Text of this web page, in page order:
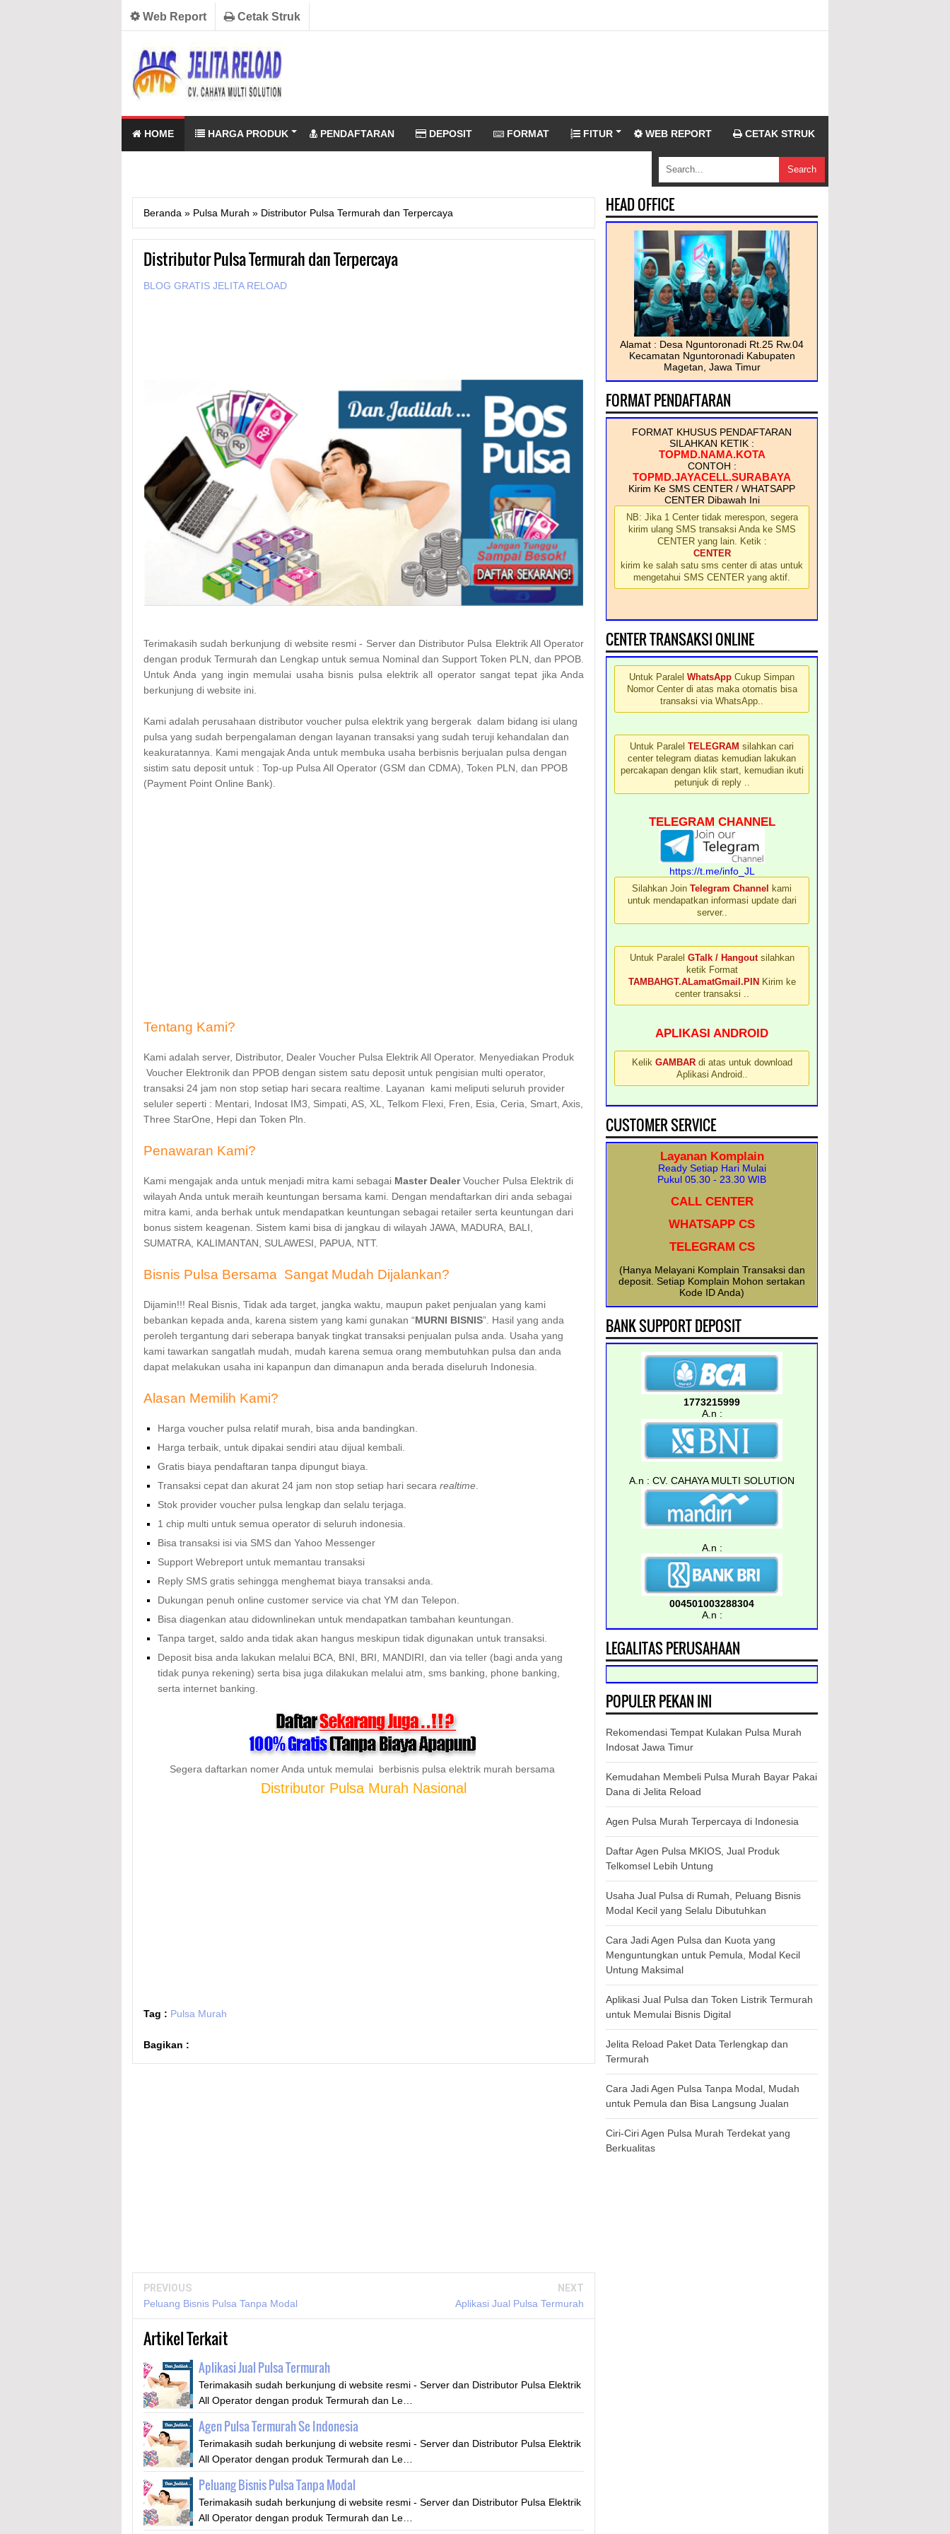
Web Report Cetak Struk
HOME HARGA PRODUK PENDAFTARAN DEPOSIT FORMAT FITUR WEB REPORT CETAK STRUK
Beranda » Pulsa Murah » Distributor Pulsa Termurah dan Terpercaya
Distributor Pulsa Termurah dan Terpercaya
BLOG GRATIS JELITA RELOAD
Terimakasih sudah berkunjung di website resmi- Server dan Distributor Pulsa Elektrik All Operator
dengan produk Termurah dan Lengkap untuk semua Nominal dan Support Token PLN, dan PPOB.
Untuk Anda yang ingin memulai usaha bisnis pulsa elektrik all operator sangat tepat jika Anda
berkunjung di website ini.
Kami adalah perusahaan distributor voucher pulsa elektrik yang bergerak dalam bidang isi ulang
pulsa yang sudah berpengalaman dengan layanan transaksi yang sudah teruji kehandalan dan
keakuratannya. Kami mengajak Anda untuk membuka usaha berbisnis berjualan pulsa dengan
sistim satu deposit untuk : Top-up Pulsa All Operator (GSM dan CDMA), Token PLN, dan PPOB
(Payment Point Online Bank).
Tentang Kami?
Kami adalah server, Distributor, Dealer Voucher Pulsa Elektrik All Operator. Menyediakan Produk
Voucher Elektronik dan PPOB dengan sistem satu deposit untuk pengisian multi operator,
transaksi 24 jam non stop setiap hari secara realtime. Layanan kami meliputi seluruh provider
seluler seperti : Mentari, Indosat IM3, Simpati, AS, XL, Telkom Flexi, Fren, Esia, Ceria, Smart, Axis,
Three StarOne, Hepi dan Token Pln.
Penawaran Kami?
Kami mengajak anda untuk menjadi mitra kami sebagai Master DealerVoucher Pulsa Elektrik di
wilayah Anda untuk meraih keuntungan bersama kami. Dengan mendaftarkan diri anda sebagai
mitra kami, anda berhak untuk mendapatkan keuntungan sebagai retailer serta keuntungan dari
bonus sistem keagenan. Sistem kami bisa di jangkau di wilayah JAWA, MADURA, BALI,
SUMATRA, KALIMANTAN, SULAWESI, PAPUA, NTT.
Bisnis Pulsa Bersama Sangat Mudah Dijalankan?
Dijamin!!! Real Bisnis, Tidak ada target, jangka waktu, maupun paket penjualan yang kami
bebankan kepada anda, karena sistem yang kami gunakan “MURNI BISNIS”. Hasil yang anda
peroleh tergantung dari seberapa banyak tingkat transaksi penjualan pulsa anda. Usaha yang
kami tawarkan sangatlah mudah, mudah karena semua orang membutuhkan pulsa dan anda
dapat melakukan usaha ini kapanpun dan dimanapun anda berada diseluruh Indonesia.
Alasan Memilih Kami?
Harga voucher pulsa relatif murah, bisa anda bandingkan.
Harga terbaik, untuk dipakai sendiri atau dijual kembali.
Gratis biaya pendaftaran tanpa dipungut biaya.
Transaksi cepat dan akurat 24 jam non stop setiap hari secara realtime
Stok provider voucher pulsa lengkap dan selalu terjaga.
1 chip multi untuk semua operator di seluruh indonesia.
Bisa transaksi isi via SMS dan Yahoo Messenger
Support Webreport untuk memantau transaksi
Reply SMS gratis sehingga menghemat biaya transaksi anda.
Dukungan penuh online customer service via chat YM dan Telepon.
Bisa diagenkan atau didownlinekan untuk mendapatkan tambahan keuntungan.
Tanpa target, saldo anda tidak akan hangus meskipun tidak digunakan untuk transaksi.
Deposit bisa anda lakukan melalui BCA, BNI, BRI, MANDIRI, dan via teller (bagi anda yang
tidak punya rekening) serta bisa juga dilakukan melalui atm, sms banking, phone banking,
serta internet banking.
Segera daftarkan nomer Anda untuk memulai berbisnis pulsa elektrik murah bersama
Distributor Pulsa Murah Nasional
Tag : Pulsa Murah
Bagikan :
PREVIOUS
Peluang Bisnis Pulsa Tanpa Modal
NEXT
Aplikasi Jual Pulsa Termurah
Artikel Terkait
Aplikasi Jual Pulsa Termurah
Terimakasih sudah berkunjung di website resmi - Server dan Distributor Pulsa Elektrik
All Operator dengan produk Termurah dan Le…
Agen Pulsa Termurah Se Indonesia
Terimakasih sudah berkunjung di website resmi - Server dan Distributor Pulsa Elektrik
All Operator dengan produk Termurah dan Le…
Peluang Bisnis Pulsa Tanpa Modal
Terimakasih sudah berkunjung di website resmi - Server dan Distributor Pulsa Elektrik
All Operator dengan produk Termurah dan Le…
HEAD OFFICE
Alamat : Desa Nguntoronadi Rt.25 Rw.04
Kecamatan Nguntoronadi Kabupaten
Magetan, Jawa Timur
FORMAT PENDAFTARAN
FORMAT KHUSUS PENDAFTARAN
SILAHKAN KETIK :
TOPMD.NAMA.KOTA
CONTOH :
TOPMD.JAYACELL.SURABAYA
Kirim Ke SMS CENTER / WHATSAPP
CENTER Dibawah Ini
NB: Jika 1 Center tidak merespon, segera
kirim ulang SMS transaksi Anda ke SMS
CENTER yang lain. Ketik :
CENTER
kirim ke salah satu sms center di atas untuk
mengetahui SMS CENTER yang aktif.
CENTER TRANSAKSI ONLINE
Untuk Paralel WhatsApp Cukup Simpan
Nomor Center di atas maka otomatis bisa
transaksi via WhatsApp..
Untuk Paralel TELEGRAM silahkan cari
center telegram diatas kemudian lakukan
percakapan dengan klik start, kemudian ikuti
petunjuk di reply ..
TELEGRAM CHANNEL
https://t.me/info_JL
Silahkan Join Telegram Channel
kami
untuk mendapatkan informasi update dari
server..
Untuk Paralel GTalk / Hangout silahkan
ketik Format
TAMBAHGT.ALamatGmail.PIN Kirim ke
center transaksi ..
APLIKASI ANDROID
Kelik GAMBAR di atas untuk download
Aplikasi Android..
CUSTOMER SERVICE
Layanan Komplain
Ready Setiap Hari Mulai
Pukul 05.30 - 23.30 WIB
CALL CENTER
WHATSAPP CS
TELEGRAM CS
(Hanya Melayani Komplain Transaksi dan
deposit. Setiap Komplain Mohon sertakan
Kode ID Anda)
BANK SUPPORT DEPOSIT
1773215999
A.n :
A.n : CV. CAHAYA MULTI SOLUTION
A.n :
004501003288304
A.n :
LEGALITAS PERUSAHAAN
POPULER PEKAN INI
Rekomendasi Tempat Kulakan Pulsa Murah
Indosat Jawa Timur
Kemudahan Membeli Pulsa Murah Bayar Pakai
Dana di Jelita Reload
Agen Pulsa Murah Terpercaya di Indonesia
Daftar Agen Pulsa MKIOS, Jual Produk
Telkomsel Lebih Untung
Usaha Jual Pulsa di Rumah, Peluang Bisnis
Modal Kecil yang Selalu Dibutuhkan
Cara Jadi Agen Pulsa dan Kuota yang
Menguntungkan untuk Pemula, Modal Kecil
Untung Maksimal
Aplikasi Jual Pulsa dan Token Listrik Termurah
untuk Memulai Bisnis Digital
Jelita Reload Paket Data Terlengkap dan
Termurah
Cara Jadi Agen Pulsa Tanpa Modal, Mudah
untuk Pemula dan Bisa Langsung Jualan
Ciri-Ciri Agen Pulsa Murah Terdekat yang
Berkualitas